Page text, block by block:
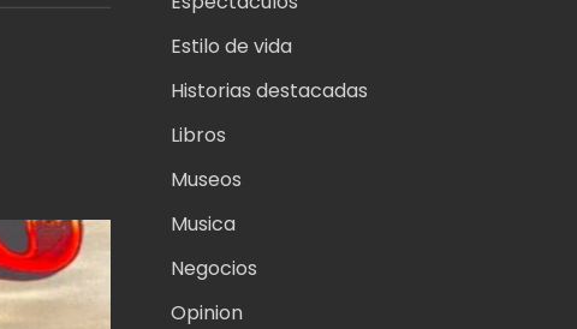
Estilo de vida
Historias destacadas
Libros
Museos
Musica
Negocios
Opinion